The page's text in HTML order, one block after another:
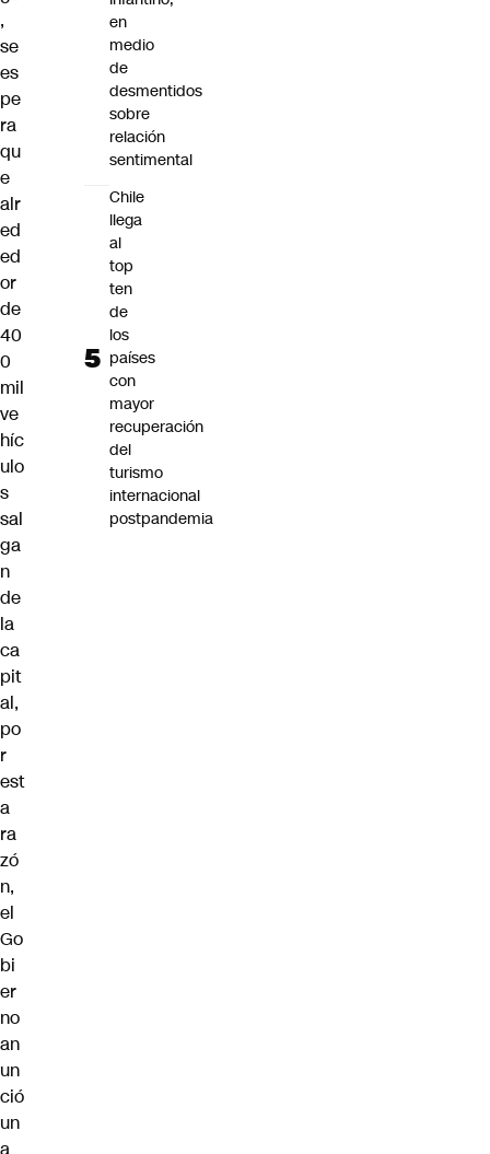
,
se
es
pe
ra
qu
e
alr
ed
ed
or
de
40
0
mil
ve
híc
ulo
s
sal
ga
n
de
la
ca
pit
al,
po
r
est
a
ra
zó
n,
el
Go
bi
er
no
an
un
ció
un
a
en
medio
de
desmentidos
sobre
relación
sentimental
Chile
llega
al
top
ten
de
los
países
con
mayor
recuperación
del
turismo
internacional
postpandemia